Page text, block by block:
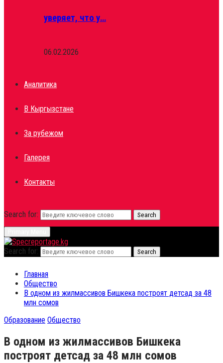
уверяет, что у…
06.02.2026
Аналитика
В Кыргызстане
За рубежом
Галерея
Контакты
Search for: Search
Search for: Search
Главная
Общество
В одном из жилмассивов Бишкека построят детсад за 48
млн сомов
Образование Общество
В одном из жилмассивов Бишкека
построят детсад за 48 млн сомов